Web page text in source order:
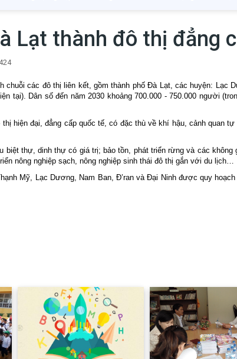
Lạt thành đô thị đẳng
chuỗi các đô thị liên kết, gồm thành phố Đà Lạt, các huyện:
tại). Dân số đến năm 2030 khoảng 700.000 - 750.000 người
hiện đại, đẳng cấp quốc tế, có đặc thù về khí hậu, cảnh quan
biệt thự, dinh thự có giá trị; bảo tồn, phát triển rừng và các
nông nghiệp sạch, nông nghiệp sinh thái đô thị gắn với du lịch…
Mỹ, Lạc Dương, Nam Ban, Đ’ran và Đại Ninh được quy